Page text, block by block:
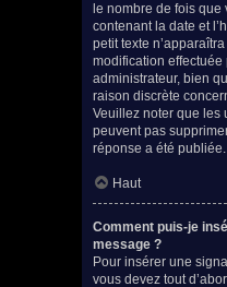
le nombre de fois que
contenant la date et
petit texte n’apparaîtra
modification
administrateur, bien
raison discrète
Veuillez noter que les
peuvent pas
réponse a été publiée.
Haut
Comment puis-je
message ?
Pour insérer une
vous devez tout